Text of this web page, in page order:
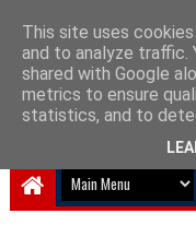
Ειδήσεις νέα
This site uses
and to analyze traffic.
shared with Google
metrics to ensure
statistics, and to